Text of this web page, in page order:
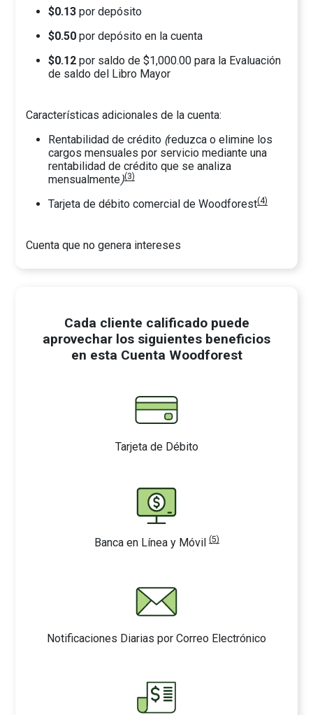
$0.13 por depósito
$0.50 por depósito en la cuenta
$0.12 por saldo de $1,000.00 para la Evaluación
de saldo del Libro Mayor
Características adicionales de la cuenta:
Rentabilidad de crédito (reduzca o elimine los
cargos mensuales por servicio mediante una
rentabilidad de crédito que se analiza
mensualmente)(3)
Tarjeta de débito comercial de Woodforest(4)
Cuenta que no genera intereses
Cada cliente calificado puede
aprovechar los siguientes beneficios
en esta Cuenta Woodforest
Tarjeta de Débito
Banca en Línea y Móvil (5)
Notificaciones Diarias por Correo Electrónico